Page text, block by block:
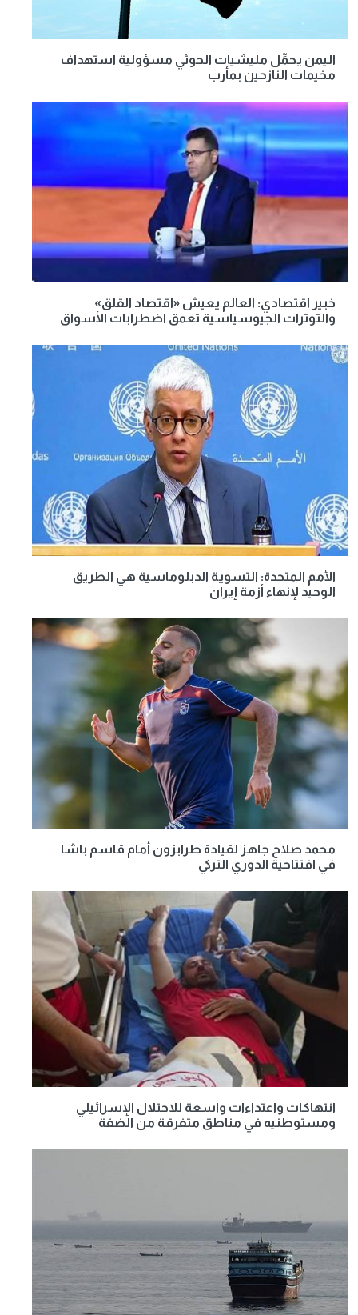
اليمن يحمِّل مليشيات الحوثي مسؤولية استهداف
مخيمات النازحين بمأرب
خبير اقتصادي: العالم يعيش «اقتصاد القلق»
والتوترات الجيوسياسية تعمق اضطرابات الأسواق
الأمم المتحدة: التسوية الدبلوماسية هي الطريق
الوحيد لإنهاء أزمة إيران
محمد صلاح جاهز لقيادة طرابزون أمام قاسم باشا
في افتتاحية الدوري التركي
انتهاكات واعتداءات واسعة للاحتلال الإسرائيلي
ومستوطنيه في مناطق متفرقة من الضفة